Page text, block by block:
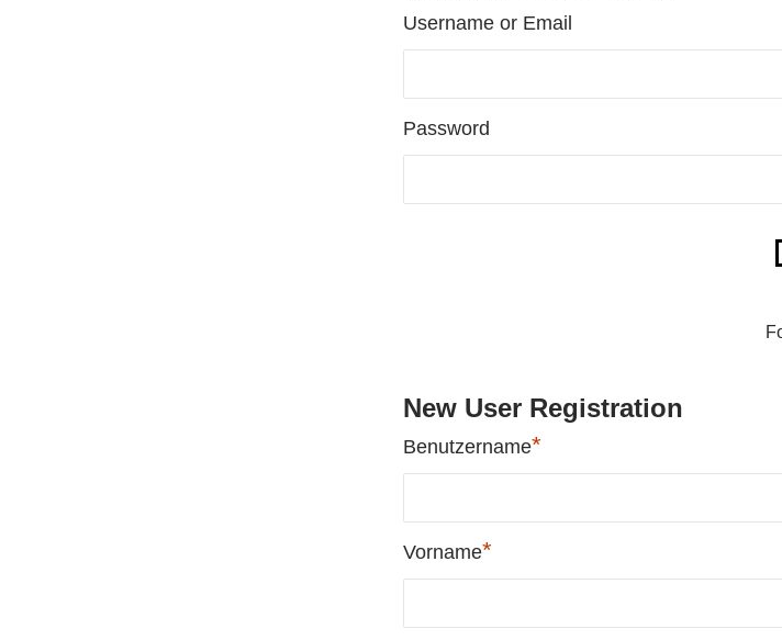
Username or Email
Password
New User Registration
Benutzername*
Vorname*